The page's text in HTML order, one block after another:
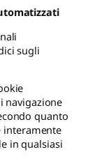
sugli
navigazione
quanto
interamente
in qualsiasi